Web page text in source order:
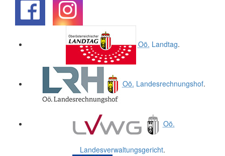
Oö. Landtag.
Oö. Landesrechnungshof.
Oö.
Landesverwaltungsgericht.